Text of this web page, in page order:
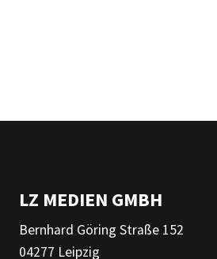
LZ MEDIEN GMBH
Bernhard Göring Straße 152
04277 Leipzig